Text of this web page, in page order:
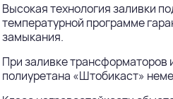
Высокая технология заливки
температурной программе
замыкания.
При заливке трансформаторов
полиуретана «Штобикаст»